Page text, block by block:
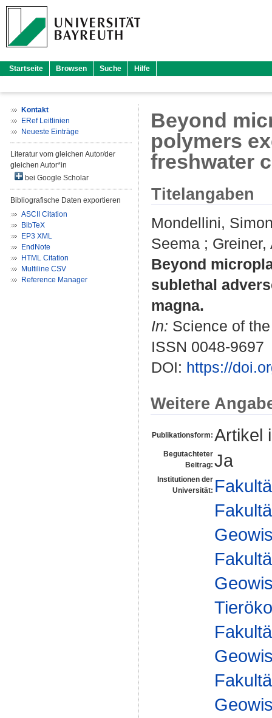
Startseite Browsen Suche Hilfe
Kontakt
ERef Leitlinien
Neueste Einträge
Literatur vom gleichen Autor/der
gleichen Autor*in
bei Google Scholar
Bibliografische Daten exportieren
ASCII Citation
BibTeX
EP3 XML
EndNote
HTML Citation
Multiline CSV
Reference Manager
Beyond
polymers
freshwater
Titelangaben
Mondellini,
Seema ; Greiner,
Beyond
sublethal
magna.
In: Science of
ISSN 0048-9697
DOI: https://
Weitere
Publikationsform: Artikel
Begutachteter
Beitrag: Ja
Institutionen der
Universität: